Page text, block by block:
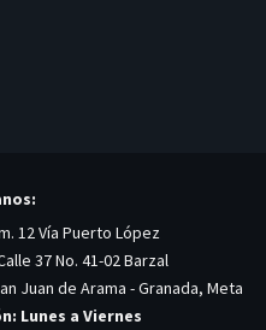
12 Vía Puerto López
37 No. 41-02 Barzal
Juan de Arama - Granada, Meta
Lunes a Viernes